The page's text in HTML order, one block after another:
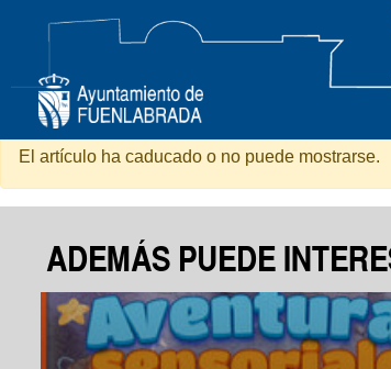
Feria Cerveza Artesana
El artículo ha caducado o no puede mostrarse.
ADEMÁS PUEDE